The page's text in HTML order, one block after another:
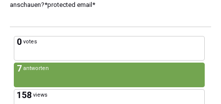
anschauen?*protected email*
0 votes
7 antworten
158 views